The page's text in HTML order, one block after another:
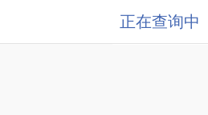
正在查询中